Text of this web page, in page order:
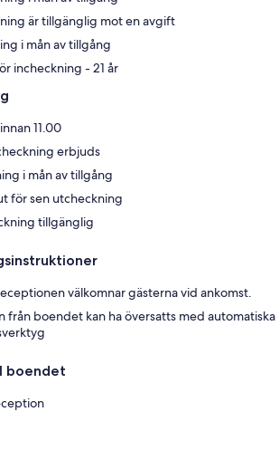
är tillgänglig mot en avgift
i mån av tillgång
incheckning - 21 år
11.00
erbjuds
i mån av tillgång
för sen utcheckning
tillgänglig
välkomnar gästerna vid ankomst.
från boendet kan ha översatts med automatiska
boendet